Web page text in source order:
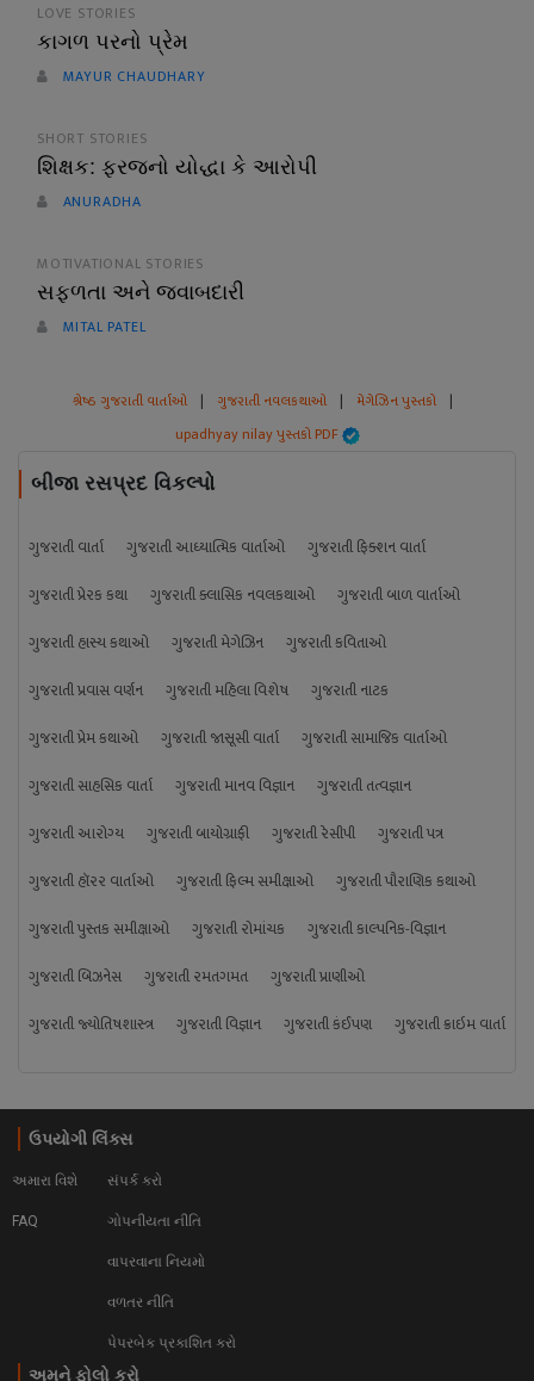
LOVE STORIES
કાગળ પરનો પ્રેમ
MAYUR CHAUDHARY
SHORT STORIES
શિક્ષક: ફરજનો યોદ્ધા કે આરોપી
ANURADHA
MOTIVATIONAL STORIES
સફળતા અને જવાબદારી
MITAL PATEL
શ્રેષ્ઠ ગુજરાતી વાર્તાઓ | ગુજરાતી નવલકથાઓ | મેગેઝિન પુસ્તકો
|
upadhyay nilay પુસ્તકો PDF
બીજા રસપ્રદ વિકલ્પો
ગુજરાતી વાર્તા ગુજરાતી આધ્યાત્મિક વાર્તાઓ
ગુજરાતી ફિક્શન વાર્તા
ગુજરાતી પ્રેરક કથા
ગુજરાતી ક્લાસિક નવલકથાઓ
ગુજરાતી બાળ વાર્તાઓ
ગુજરાતી હાસ્ય કથાઓ
ગુજરાતી મેગેઝિન
ગુજરાતી કવિતાઓ
ગુજરાતી પ્રવાસ વર્ણન
ગુજરાતી મહિલા વિશેષ
ગુજરાતી નાટક
ગુજરાતી પ્રેમ કથાઓ
ગુજરાતી જાસૂસી વાર્તા
ગુજરાતી સામાજિક વાર્તાઓ
ગુજરાતી સાહસિક વાર્તા
ગુજરાતી માનવ વિજ્ઞાન
ગુજરાતી તત્વજ્ઞાન
ગુજરાતી આરોગ્ય
ગુજરાતી બાયોગ્રાફી ગુજરાતી રેસીપી
ગુજરાતી પત્ર
ગુજરાતી હૉરર વાર્તાઓ
ગુજરાતી ફિલ્મ સમીક્ષાઓ
ગુજરાતી પૌરાણિક કથાઓ
ગુજરાતી પુસ્તક સમીક્ષાઓ
ગુજરાતી રોમાંચક
ગુજરાતી કાલ્પનિક-વિજ્ઞાન
ગુજરાતી બિઝનેસ
ગુજરાતી રમતગમત
ગુજરાતી પ્રાણીઓ
ગુજરાતી જ્યોતિષશાસ્ત્ર
ગુજરાતી વિજ્ઞાન ગુજરાતી કંઈપણ ગુજરાતી ક્રાઇમ વાર્તા
ઉપયોગી લિંક્સ
અમારા વિશે
FAQ
સંપર્ક કરો
ગોપનીયતા નીતિ
વાપરવાના નિયમો
વળતર નીતિ
પેપરબેક પ્રકાશિત કરો
અમને ફોલો કરો